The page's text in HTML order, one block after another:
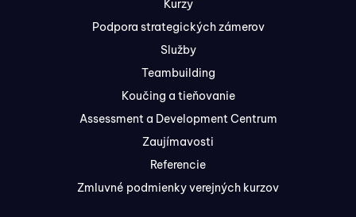
Kurzy
Podpora strategických zámerov
Služby
Teambuilding
Koučing a tieňovanie
Assessment a Development Centrum
Zaujímavosti
Referencie
Zmluvné podmienky verejných kurzov